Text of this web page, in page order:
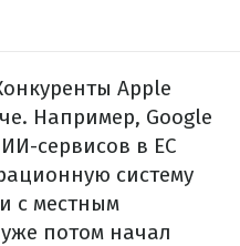
Apple
Например, Google
сервисов в ЕС
систему
с местным
потом начал